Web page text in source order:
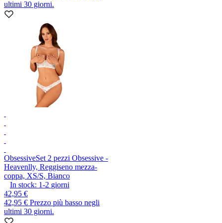
ultimi 30 giorni.
ObsessiveSet 2 pezzi Obsessive -
Heavenlly, Reggiseno mezza-
coppa, XS/S, Bianco
In stock: 1-2 giorni
42,95 €
42,95 € Prezzo più basso negli
ultimi 30 giorni.